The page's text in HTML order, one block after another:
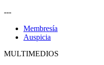
---
Membresía
Auspicia
MULTIMEDIOS